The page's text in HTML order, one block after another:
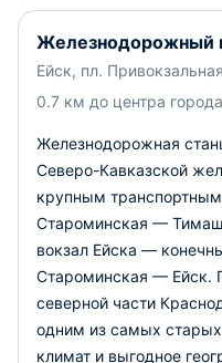
Железнодорожный
Ейск, пл. Привокзальная
0.7 км до центра города
Железнодорожная
Северо-Кавказской
крупным
Староминская —
вокзал Ейска —
Староминская — Ейск.
северной части
одним из самых старых
климат и выгодное